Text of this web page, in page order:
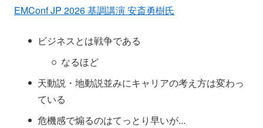
EMConf JP 2026 基調講演 安斎勇樹氏
ビジネスとは戦争である
なるほど
天動説・地動説並みにキャリアの考え方は変わっ
ている
危機感で煽るのはてっとり早いが...